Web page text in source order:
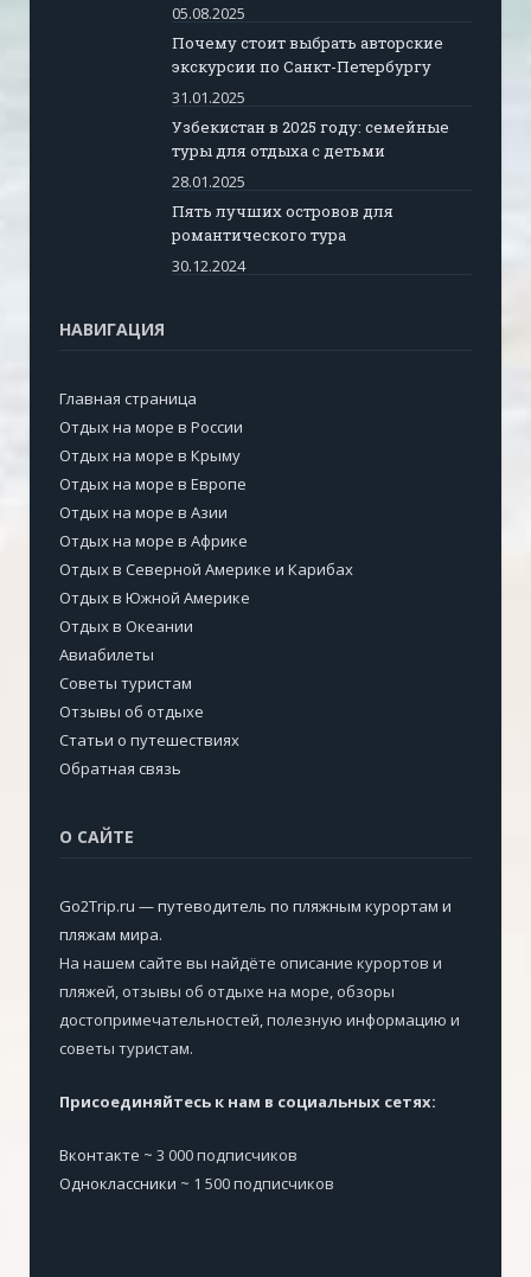
05.08.2025
Почему стоит выбрать авторские
экскурсии по Санкт-Петербургу
31.01.2025
Узбекистан в 2025 году: семейные
туры для отдыха с детьми
28.01.2025
Пять лучших островов для
романтического тура
30.12.2024
НАВИГАЦИЯ
Главная страница
Отдых на море в России
Отдых на море в Крыму
Отдых на море в Европе
Отдых на море в Азии
Отдых на море в Африке
Отдых в Северной Америке и Карибах
Отдых в Южной Америке
Отдых в Океании
Авиабилеты
Советы туристам
Отзывы об отдыхе
Статьи о путешествиях
Обратная связь
О САЙТЕ
Go2Trip.ru — путеводитель по пляжным курортам и
пляжам мира.
На нашем сайте вы найдёте описание курортов и
пляжей, отзывы об отдыхе на море, обзоры
достопримечательностей, полезную информацию и
советы туристам.
Присоединяйтесь к нам в социальных сетях:
Вконтакте ~ 3 000 подписчиков
Одноклассники ~ 1 500 подписчиков